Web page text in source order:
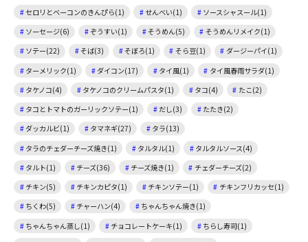
セロリとベーコンのきんぴら(1) せんべい(1)
ソースシャスール(1)
ソーセージ(6)
ぞうすい(1) そうめん(5)
そうめんリメイク(1)
ソテー(22)
そば(3) そぼろ(1) そら豆(1)
ダージーパイ(1)
ターメリック(1)
ダイコン(17) タイ風(1)
タイ風春雨サラダ(1)
タケノコ(4)
タケノコのクリームパスタ(1) タコ(4)
たこ(2)
タコとトマトのガーリックソテー(1)
だし(3)
たたき(2)
ダッカルビ(1)
タマネギ(27)
タラ(13)
タラのチェダーチーズ焼き(1)
タルタル(1)
タルタルソース(4)
タルト(1)
チーズ(36) チーズ焼き(1)
チェダーチーズ(2)
チキン(5)
チキンカピタ(1) チキンソテー(1)
チキンフリカッセ(1)
ちくわ(5)
チャーハン(4)
ちゃんちゃん焼き(1)
ちゃんちゃん蒸し(1)
チョコレートケーキ(1)
ちらし寿司(1)